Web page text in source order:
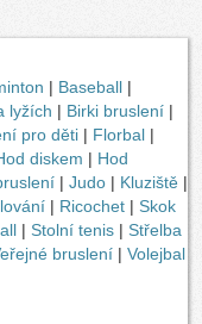
| Baseball |
lyžích | Birki bruslení |
pro děti | Florbal |
diskem | Hod
| Judo | Kluziště |
| Ricochet | Skok
| Stolní tenis | Střelba
bruslení | Volejbal